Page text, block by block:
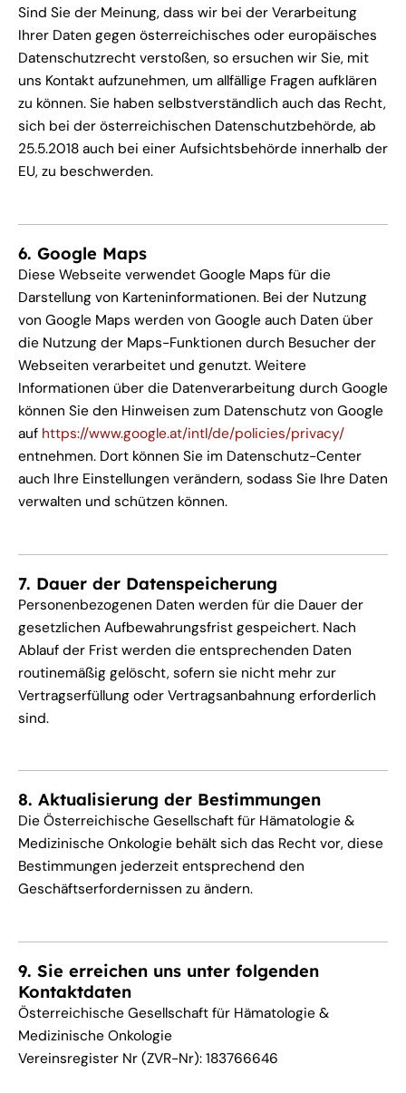
Sind Sie der Meinung, dass wir bei der Verarbeitung
Ihrer Daten gegen österreichisches oder europäisches
Datenschutzrecht verstoßen, so ersuchen wir Sie, mit
uns Kontakt aufzunehmen, um allfällige Fragen aufklären
zu können. Sie haben selbstverständlich auch das Recht,
sich bei der österreichischen Datenschutzbehörde, ab
25.5.2018 auch bei einer Aufsichtsbehörde innerhalb der
EU, zu beschwerden.
6. Google Maps
Diese Webseite verwendet Google Maps für die
Darstellung von Karteninformationen. Bei der Nutzung
von Google Maps werden von Google auch Daten über
die Nutzung der Maps-Funktionen durch Besucher der
Webseiten verarbeitet und genutzt. Weitere
Informationen über die Datenverarbeitung durch Google
können Sie den Hinweisen zum Datenschutz von Google
auf https://www.google.at/intl/de/policies/privacy/
entnehmen. Dort können Sie im Datenschutz-Center
auch Ihre Einstellungen verändern, sodass Sie Ihre Daten
verwalten und schützen können.
7. Dauer der Datenspeicherung
Personenbezogenen Daten werden für die Dauer der
gesetzlichen Aufbewahrungsfrist gespeichert. Nach
Ablauf der Frist werden die entsprechenden Daten
routinemäßig gelöscht, sofern sie nicht mehr zur
Vertragserfüllung oder Vertragsanbahnung erforderlich
sind.
8. Aktualisierung der Bestimmungen
Die Österreichische Gesellschaft für Hämatologie &
Medizinische Onkologie behält sich das Recht vor, diese
Bestimmungen jederzeit entsprechend den
Geschäftserfordernissen zu ändern.
9. Sie erreichen uns unter folgenden
Kontaktdaten
Österreichische Gesellschaft für Hämatologie &
Medizinische Onkologie
Vereinsregister Nr (ZVR-Nr): 183766646